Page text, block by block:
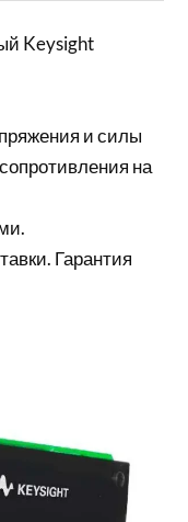
Keysight
и силы
на
Гарантия